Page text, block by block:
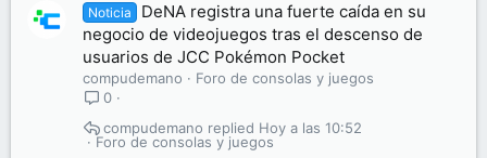
Noticia
DeNA registra una fuerte caída en su
negocio de videojuegos tras el descenso de
usuarios de JCC Pokémon Pocket
compudemano
Foro de consolas y juegos
0
Foro de consolas y juegos
Hoy a las 10:52
compudemano